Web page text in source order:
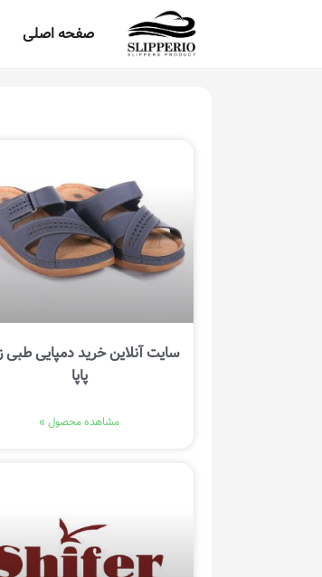
صفحه اصلی
سایت آنلاین خرید دمپایی طبی
پاپا
مشاهده محصول »